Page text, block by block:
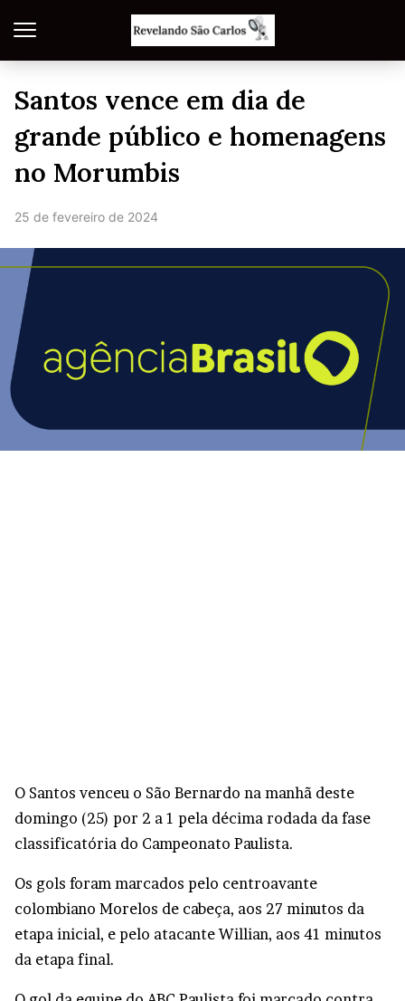
Santos vence em dia de
grande público e homenagens
no Morumbis
25 de fevereiro de 2024
O Santos venceu o São Bernardo na manhã deste
domingo (25) por 2 a 1 pela décima rodada da fase
classificatória do Campeonato Paulista.
Os gols foram marcados pelo centroavante
colombiano Morelos de cabeça, aos 27 minutos da
etapa inicial, e pelo atacante Willian, aos 41 minutos
da etapa final.